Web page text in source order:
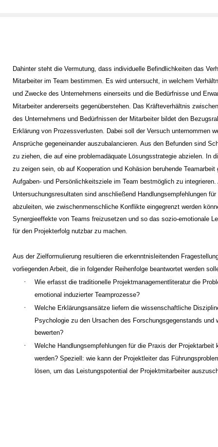
Dahinter steht die Vermutung, dass individuelle Befindlichkeiten das
Mitarbeiter im Team bestimmen. Es wird untersucht, in welchem
und Zwecke des Unternehmens einerseits und die Bedürfnisse und
Mitarbeiter andererseits gegenüberstehen. Das Kräfteverhältnis
des Unternehmens und Bedürfnissen der Mitarbeiter bildet den
Erklärung von Prozessverlusten. Dabei soll der Versuch unternommen
Ansprüche gegeneinander auszubalancieren. Aus den Befunden sind
zu ziehen, die auf eine problemadäquate Lösungsstrategie abzielen. In
zu zeigen sein, ob auf Kooperation und Kohäsion beruhende Teamarbeit
Aufgaben- und Persönlichkeitsziele im Team bestmöglich zu integrieren.
Untersuchungsresultaten sind anschließend Handlungsempfehlungen
abzuleiten, wie zwischenmenschliche Konflikte eingegrenzt werden
Synergieeffekte von Teams freizusetzen und so das sozio-emotionale
für den Projekterfolg nutzbar zu machen.
Aus der Zielformulierung resultieren die erkenntnisleitenden
vorliegenden Arbeit, die in folgender Reihenfolge beantwortet werden
·
Wie erfasst die traditionelle Projektmanagementliteratur die
emotional induzierter Teamprozesse?
·
Welche Erklärungsansätze liefern die wissenschaftliche
Psychologie zu den Ursachen des Forschungsgegenstands und
bewerten?
·
Welche Handlungsempfehlungen für die Praxis der Projektarbeit
werden? Speziell: wie kann der Projektleiter das
lösen, um das Leistungspotential der Projektmitarbeiter